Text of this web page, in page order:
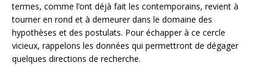
termes, comme l’ont déjà fait les contemporains, revient à
tourner en rond et à demeurer dans le domaine des
hypothèses et des postulats. Pour échapper à ce cercle
vicieux, rappelons les données qui permettront de dégager
quelques directions de recherche.